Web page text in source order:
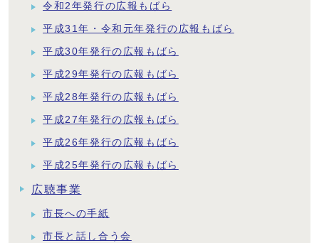
令和2年発行の広報もばら
平成31年・令和元年発行の広報もばら
平成30年発行の広報もばら
平成29年発行の広報もばら
平成28年発行の広報もばら
平成27年発行の広報もばら
平成26年発行の広報もばら
平成25年発行の広報もばら
広聴事業
市長への手紙
市長と話し合う会